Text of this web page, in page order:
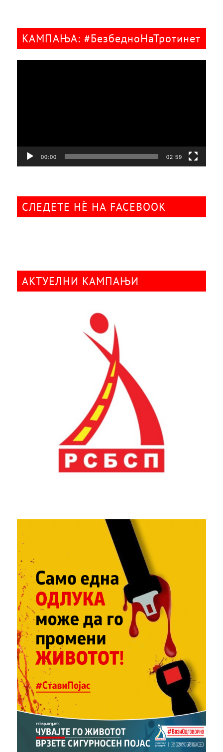
КАМПАЊА: #БезбедноНаТротинет
00:00 02:59
СЛЕДЕТЕ НÈ НА FACEBOOK
АКТУЕЛНИ КАМПАЊИ